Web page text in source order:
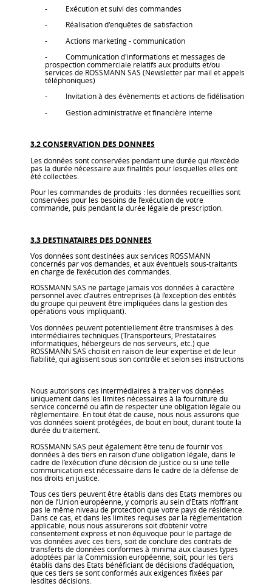
- Exécution et suivi des commandes
- Réalisation d'enquêtes de satisfaction
- Actions marketing - communication
- Communication d'informations et messages de
prospection commerciale relatifs aux produits et/ou
services de ROSSMANN SAS (Newsletter par mail et appels
téléphoniques)
- Invitation à des évènements et actions de fidélisation
- Gestion administrative et financière interne
3.2 CONSERVATION DES DONNEES
Les données sont conservées pendant une durée qui n’excède
pas la durée nécessaire aux finalités pour lesquelles elles ont
été collectées.
Pour les commandes de produits : les données recueillies sont
conservées pour les besoins de l’exécution de votre
commande, puis pendant la durée légale de prescription.
3.3 DESTINATAIRES DES DONNEES
Vos données sont destinées aux services ROSSMANN
concernés par vos demandes, et aux éventuels sous-traitants
en charge de l’exécution des commandes.
ROSSMANN SAS ne partage jamais vos données à caractère
personnel avec d’autres entreprises (à l’exception des entités
du groupe qui peuvent être impliquées dans la gestion des
opérations vous impliquant).
Vos données peuvent potentiellement être transmises à des
intermédiaires techniques (Transporteurs, Prestataires
informatiques, hébergeurs de nos serveurs, etc.) que
ROSSMANN SAS choisit en raison de leur expertise et de leur
fiabilité, qui agissent sous son contrôle et selon ses instructions
Nous autorisons ces intermédiaires à traiter vos données
uniquement dans les limites nécessaires à la fourniture du
service concerné ou afin de respecter une obligation légale ou
règlementaire. En tout état de cause, nous nous assurons que
vos données soient protégées, de bout en bout, durant toute la
durée du traitement.
ROSSMANN SAS peut également être tenu de fournir vos
données à des tiers en raison d’une obligation légale, dans le
cadre de l’exécution d’une décision de justice ou si une telle
communication est nécessaire dans le cadre de la défense de
nos droits en justice.
Tous ces tiers peuvent être établis dans des Etats membres ou
non de l’Union européenne, y compris au sein d’Etats n’offrant
pas le même niveau de protection que votre pays de résidence.
Dans ce cas, et dans les limites requises par la règlementation
applicable, nous nous assurerons soit d’obtenir votre
consentement express et non équivoque pour le partage de
vos données avec ces tiers, soit de conclure des contrats de
transferts de données conformes à minima aux clauses types
adoptées par la Commission européenne, soit, pour les tiers
établis dans des Etats bénéficiant de décisions d’adéquation,
que ces tiers se sont conformés aux exigences fixées par
lesdites décisions.